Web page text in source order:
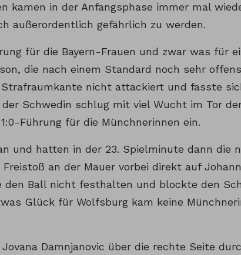
kamen in der Anfangsphase immer mal
außerordentlich gefährlich zu werden.
für die Bayern-Frauen und zwar was für
die nach einem Standard noch sehr
nicht attackiert und fasste
Schwedin schlug mit viel Wucht im Tor
Führung für die Münchnerinnen ein.
und hatten in der 23. Spielminute dann die
an der Mauer vorbei direkt auf
den Ball nicht festhalten und blockte den
Glück für Wolfsburg kam keine
Damnjanovic über die rechte Seite